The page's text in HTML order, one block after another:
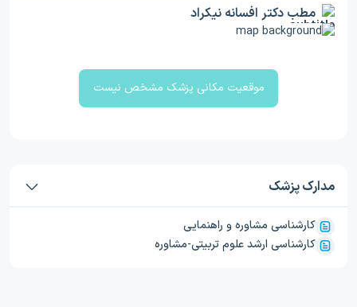
مطب دکتر افسانه نیکراد
موقعیت مکانی پزشک مشخص نیست
مدارک پزشک
کارشناسی مشاوره و راهنمایی
کارشناسی ارشد علوم تربیتی-مشاوره